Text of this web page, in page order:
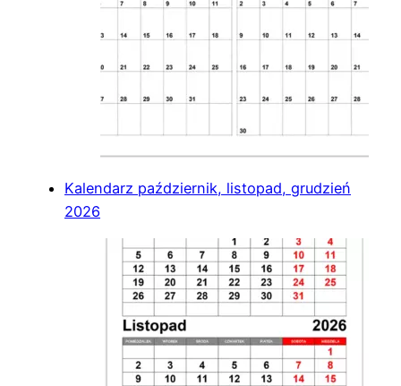
Kalendarz październik, listopad, grudzień
2026